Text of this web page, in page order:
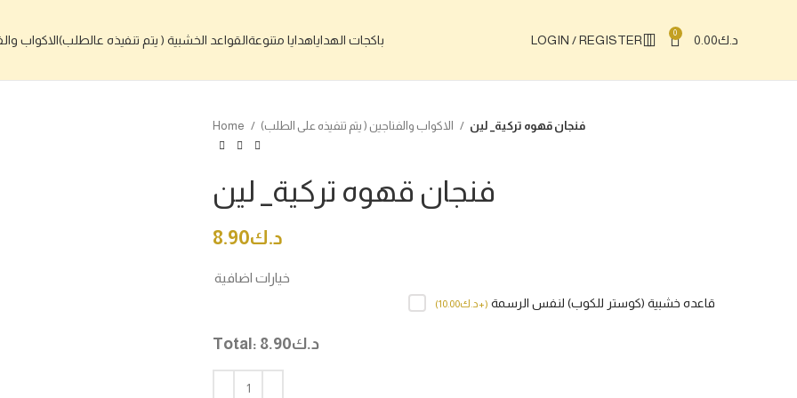
الاكوابالقواعد الخشبية ( يتم تنفيذه عالطلب)هدايا متنوعة LOGIN / REGISTER 0 د.ك0.00
Home
فنجان قهوه تركية_ لين
فنجان قهوه تركية_ لين
د.ك8.90
خيارات اضافية
قاعده خشبية (كوستر للكوب) لنفس الرسمة (+د.ك10.00
)
Total: د.ك8.90